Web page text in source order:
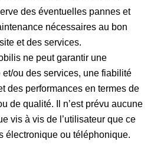
des éventuelles pannes et
nécessaires au bon
et des services.
ne peut garantir une
ou des services, une fiabilité
des performances en termes de
de qualité. Il n’est prévu aucune
vis à vis de l’utilisateur que ce
électronique ou téléphonique.